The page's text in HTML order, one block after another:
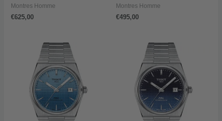
Montres Homme
€625,00
Montres Homme
€495,00